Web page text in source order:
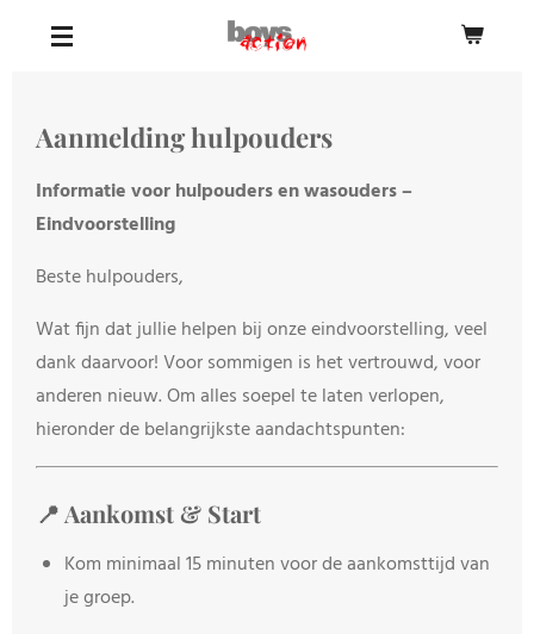
Aanmelding hulpouders
Informatie voor hulpouders en wasouders –
Eindvoorstelling
Beste hulpouders,
Wat fijn dat jullie helpen bij onze eindvoorstelling, veel
dank daarvoor! Voor sommigen is het vertrouwd, voor
anderen nieuw. Om alles soepel te laten verlopen,
hieronder de belangrijkste aandachtspunten:
📍 Aankomst & Start
Kom minimaal 15 minuten voor de aankomsttijd van
je groep.